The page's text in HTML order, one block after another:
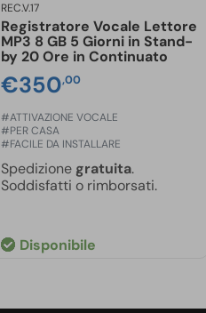
REC.V.17
Registratore Vocale Lettore
MP3 8 GB 5 Giorni in Stand-
by 20 Ore in Continuato
€350,00
#ATTIVAZIONE VOCALE
#PER CASA
#FACILE DA INSTALLARE
Spedizione gratuita.
Soddisfatti o rimborsati.
Disponibile